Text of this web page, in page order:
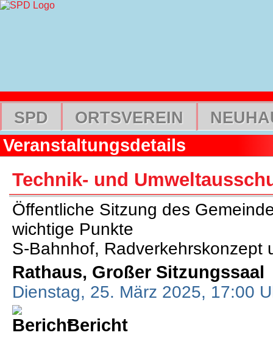
SPD ORTSVEREIN
Veranstaltungsdetails
Technik- und
Öffentliche Sitzung des
wichtige Punkte
S-Bahnhof, Radverkehrskonzept
Rathaus, Großer Sitzungssaal
Dienstag, 25. März 2025, 17:00
Bericht